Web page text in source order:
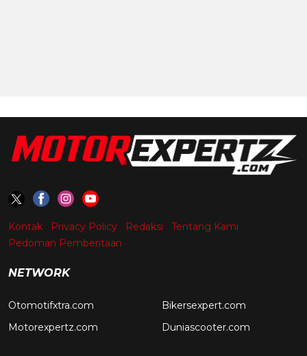
Kontak Privacy Policy Redaksi
Tentang Kami
Pedoman Pemberitaan
NETWORK
Otomotifxtra.com
Motorexpertz.com
Bikersexpert.com
Duniascooter.com